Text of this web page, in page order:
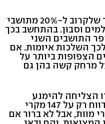
יוניצ"ף הזהירה בשבוע שעבר שלקרוב ל-20% מתושבי
וסבון. בהתחשב בכך
התושבים השני
השלכות איומות. אם
הצפופות ביותר על
מרחק קשה בהן גם
הצליחה להימנע
מהדבקה משמעותית, ובהודו דווח רק על 147 מקרי
מוות, אבל לא ברור אם